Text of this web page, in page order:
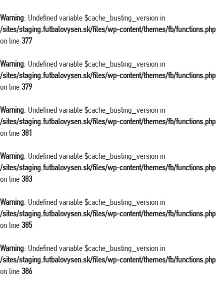
Warning: Undefined variable $cache_busting_version in
/sites/staging.futbalovysen.sk/files/wp-content/themes/fb/functions.php
on line 377
Warning: Undefined variable $cache_busting_version in
/sites/staging.futbalovysen.sk/files/wp-content/themes/fb/functions.php
on line 379
Warning: Undefined variable $cache_busting_version in
/sites/staging.futbalovysen.sk/files/wp-content/themes/fb/functions.php
on line 381
Warning: Undefined variable $cache_busting_version in
/sites/staging.futbalovysen.sk/files/wp-content/themes/fb/functions.php
on line 383
Warning: Undefined variable $cache_busting_version in
/sites/staging.futbalovysen.sk/files/wp-content/themes/fb/functions.php
on line 385
Warning: Undefined variable $cache_busting_version in
/sites/staging.futbalovysen.sk/files/wp-content/themes/fb/functions.php
on line 386